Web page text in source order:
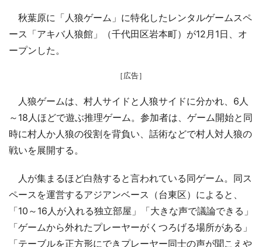
秋葉原に「人狼ゲーム」に特化したレンタルゲームスペ
ース「アキバ人狼館」（千代田区岩本町）が12月1日、オ
ープンした。
［広告］
人狼ゲームは、村人サイドと人狼サイドに分かれ、6人
～18人ほどで遊ぶ推理ゲーム。参加者は、ゲーム開始と同
時に村人か人狼の役割を背負い、話術などで村人対人狼の
戦いを展開する。
人が集まるほど白熱すると言われている同ゲーム。同ス
ペースを運営するアジアンベース（台東区）によると、
「10～16人が入れる独立部屋」「大きな声で議論できる」
「ゲームから外れたプレーヤーがくつろげる場所がある」
「テーブルを正方形にできプレーヤー同士の声が聞こえや